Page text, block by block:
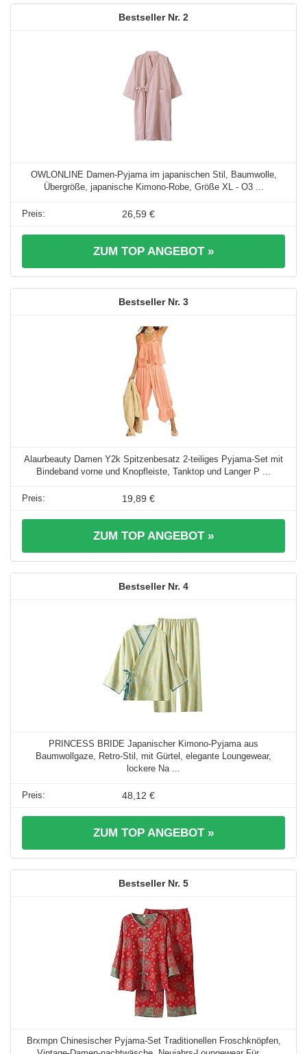
2
OWLONLINE Damen-Pyjama im japanischen Stil, Baumwolle,
Übergröße, japanische Kimono-Robe, Größe XL - O3 ...
26,59 €
ZUM TOP ANGEBOT »
3
Alaurbeauty Damen Y2k Spitzenbesatz 2-teiliges Pyjama-Set mit
Bindeband vorne und Knopfleiste, Tanktop und Langer P ...
19,89 €
ZUM TOP ANGEBOT »
4
PRINCESS BRIDE Japanischer Kimono-Pyjama aus
Baumwollgaze, Retro-Stil, mit Gürtel, elegante Loungewear,
lockere Na ...
48,12 €
ZUM TOP ANGEBOT »
5
Brxmpn Chinesischer Pyjama-Set Traditionellen Froschknöpfen,